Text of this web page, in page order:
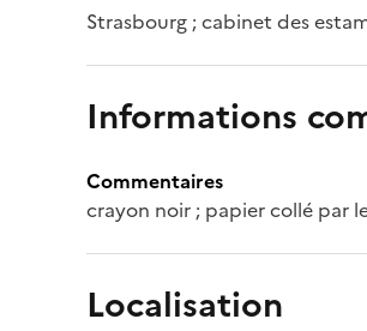
Strasbourg ; cabinet des
Informations
Commentaires
crayon noir ; papier collé par
Localisation